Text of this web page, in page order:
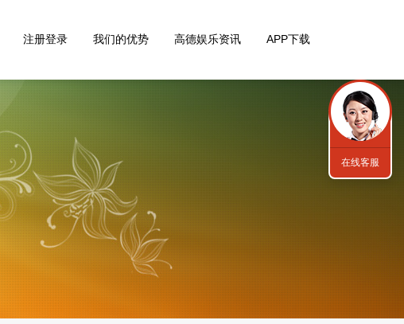
注册登录 我们的优势 高德娱乐资讯 APP下载
在线客服